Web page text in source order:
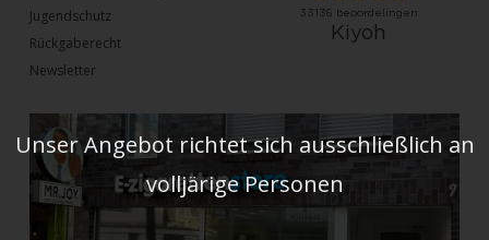
Jugendschutz
Rückgaberecht
Newsletter
Unser Angebot richtet sich ausschließlich an
volljärige Personen